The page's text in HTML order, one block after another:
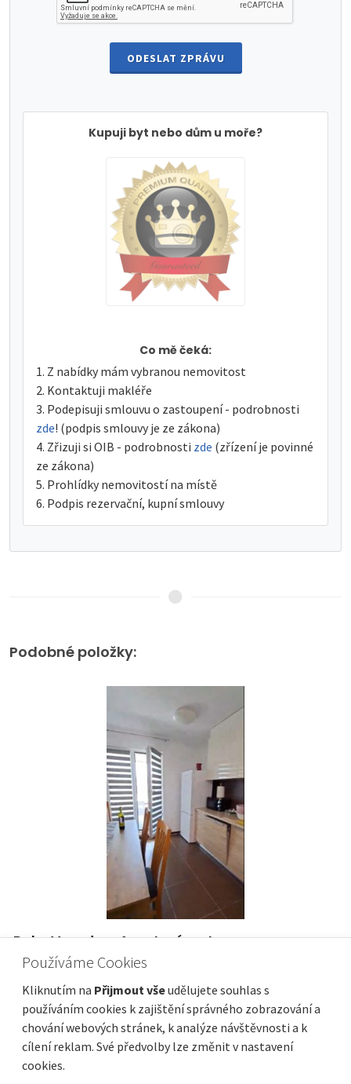
ODESLAT ZPRÁVU
Kupuji byt nebo dům u moře?
Co mě čeká:
Z nabídky mám vybranou nemovitost
Kontaktuji makléře
Podepisuji smlouvu o zastoupení - podrobnosti
zde! (podpis smlouvy je ze zákona)
Zřizuji si OIB - podrobnosti zde (zřízení je povinné
ze zákona)
Prohlídky nemovitostí na místě
Podpis rezervační, kupní smlouvy
Podobné položky:
RIJEKA, BRAJDA - BYT NA SKVĚLÉ MÍSTĚ!!!
Cena400 000 €
Plocha celkem
89 m² Obec, část obce
Rijeka
Používáme Cookies
Kliknutím na Přijmout všeudělujete souhlas s
používáním cookies k zajištění správného zobrazování a
chování webových stránek, k analýze návštěvnosti a k
cílení reklam. Své předvolby lze změnit v nastavení
cookies.